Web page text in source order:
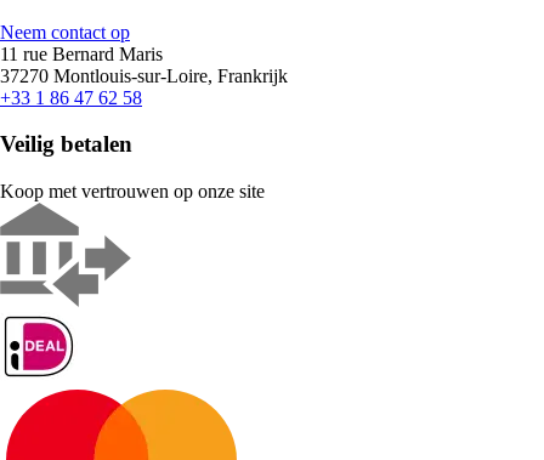
Neem contact op
11 rue Bernard Maris
37270 Montlouis-sur-Loire, Frankrijk
+33 1 86 47 62 58
Veilig betalen
Koop met vertrouwen op onze site